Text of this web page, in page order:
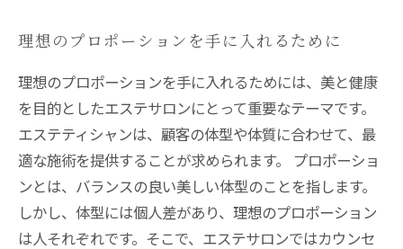
理想のプロポーションを手に入れるために
理想のプロポーションを手に入れるためには、美と健康
を目的としたエステサロンにとって重要なテーマです。
エステティシャンは、顧客の体型や体質に合わせて、最
適な施術を提供することが求められます。 プロポーショ
ンとは、バランスの良い美しい体型のことを指します。
しかし、体型には個人差があり、理想のプロポーション
は人それぞれです。そこで、エステサロンではカウンセ